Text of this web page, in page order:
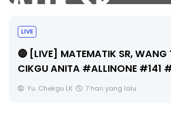
LIVE
🔴 [LIVE] MATEMATIK SR, WANG
CIKGU ANITA #ALLINONE #141
Yu. Chekgu LK 7 hari yang lalu